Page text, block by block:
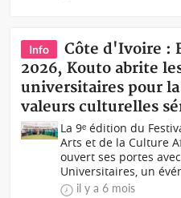
Info
Côte d'Ivoire :
2026, Kouto abrite
universitaires pour la
valeurs culturelles
La 9ᵉ édition du
Arts et de la Culture
ouvert ses portes
Universitaires, un
il y a 6 mois